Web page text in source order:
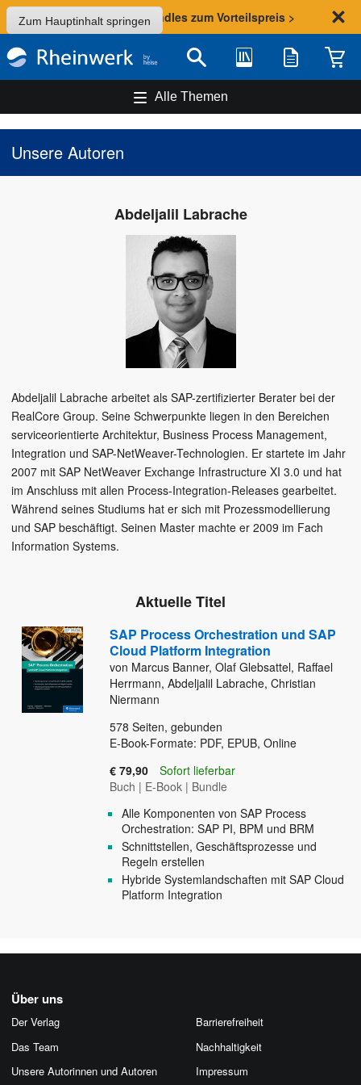
Zum Hauptinhalt springen
Sommer-Aktion: Bundles zum Vorteilspreis >
Suche Bibliothek Merkliste
Alle Themen
Unsere Autoren
Abdeljalil Labrache
Abdeljalil Labrache arbeitet als SAP-zertifizierter Berater bei der
RealCore Group. Seine Schwerpunkte liegen in den Bereichen
serviceorientierte Architektur, Business Process Management,
Integration und SAP-NetWeaver-Technologien. Er startete im Jahr
2007 mit SAP NetWeaver Exchange Infrastructure XI 3.0 und hat
im Anschluss mit allen Process-Integration-Releases gearbeitet.
Während seines Studiums hat er sich mit Prozessmodellierung
und SAP beschäftigt. Seinen Master machte er 2009 im Fach
Information Systems.
Aktuelle Titel
SAP Process Orchestration und SAP
Cloud Platform Integration
von Marcus Banner, Olaf Glebsattel, Raffael
Herrmann, Abdeljalil Labrache, Christian
Niermann
578 Seiten, gebunden
E-Book-Formate: PDF, EPUB, Online
€ 79,90
Sofort lieferbar
Buch | E-Book | Bundle
Alle Komponenten von SAP Process
Orchestration: SAP PI, BPM und BRM
Schnittstellen, Geschäftsprozesse und
Regeln erstellen
Hybride Systemlandschaften mit SAP Cloud
Platform Integration
Über uns
Der Verlag
Das Team
Unsere Autorinnen und Autoren
Barrierefreiheit
Nachhaltigkeit
Impressum